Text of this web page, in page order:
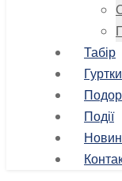
Табір
Гуртки
Події